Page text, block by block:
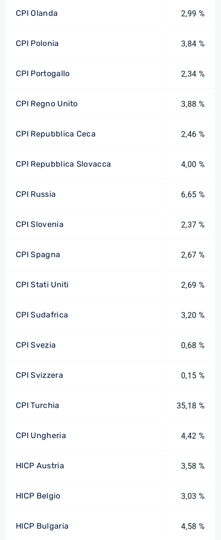
CPI Olanda 2,99 %
CPI Polonia 3,84 %
CPI Portogallo 2,34 %
CPI Regno Unito 3,88 %
CPI Repubblica Ceca 2,46 %
CPI Repubblica Slovacca 4,00 %
CPI Russia 6,65 %
CPI Slovenia 2,37 %
CPI Spagna 2,67 %
CPI Stati Uniti 2,69 %
CPI Sudafrica 3,20 %
CPI Svezia 0,68 %
CPI Svizzera 0,15 %
CPI Turchia 35,18 %
CPI Ungheria 4,42 %
HICP Austria 3,58 %
HICP Belgio 3,03 %
HICP Bulgaria 4,58 %